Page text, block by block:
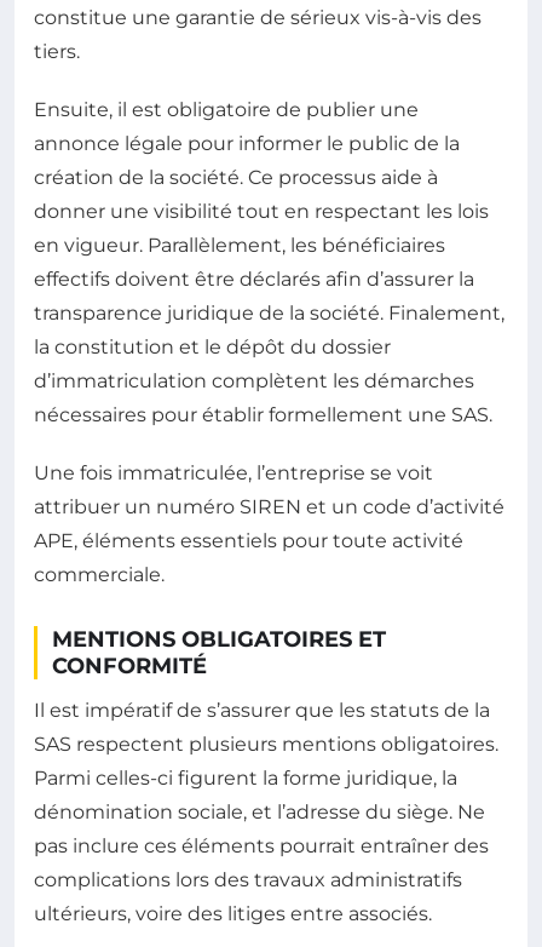
constitue une garantie de sérieux vis-à-vis des
tiers.
Ensuite, il est obligatoire de publier une
annonce légale pour informer le public de la
création de la société. Ce processus aide à
donner une visibilité tout en respectant les lois
en vigueur. Parallèlement, les bénéficiaires
effectifs doivent être déclarés afin d’assurer la
transparence juridique de la société. Finalement,
la constitution et le dépôt du dossier
d’immatriculation complètent les démarches
nécessaires pour établir formellement une SAS.
Une fois immatriculée, l’entreprise se voit
attribuer un numéro SIREN et un code d’activité
APE, éléments essentiels pour toute activité
commerciale.
MENTIONS OBLIGATOIRES ET
CONFORMITÉ
Il est impératif de s’assurer que les statuts de la
SAS respectent plusieurs mentions obligatoires.
Parmi celles-ci figurent la forme juridique, la
dénomination sociale, et l’adresse du siège. Ne
pas inclure ces éléments pourrait entraîner des
complications lors des travaux administratifs
ultérieurs, voire des litiges entre associés.